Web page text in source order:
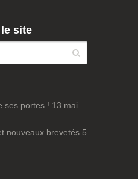
site
ses portes ! 13 mai
nouveaux brevetés 5